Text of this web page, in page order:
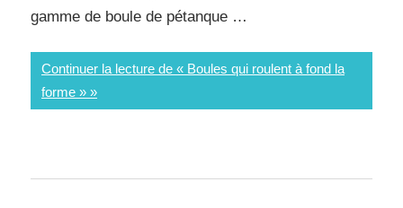
gamme de boule de pétanque …
Continuer la lecture de « Boules qui roulent à fond la
forme »